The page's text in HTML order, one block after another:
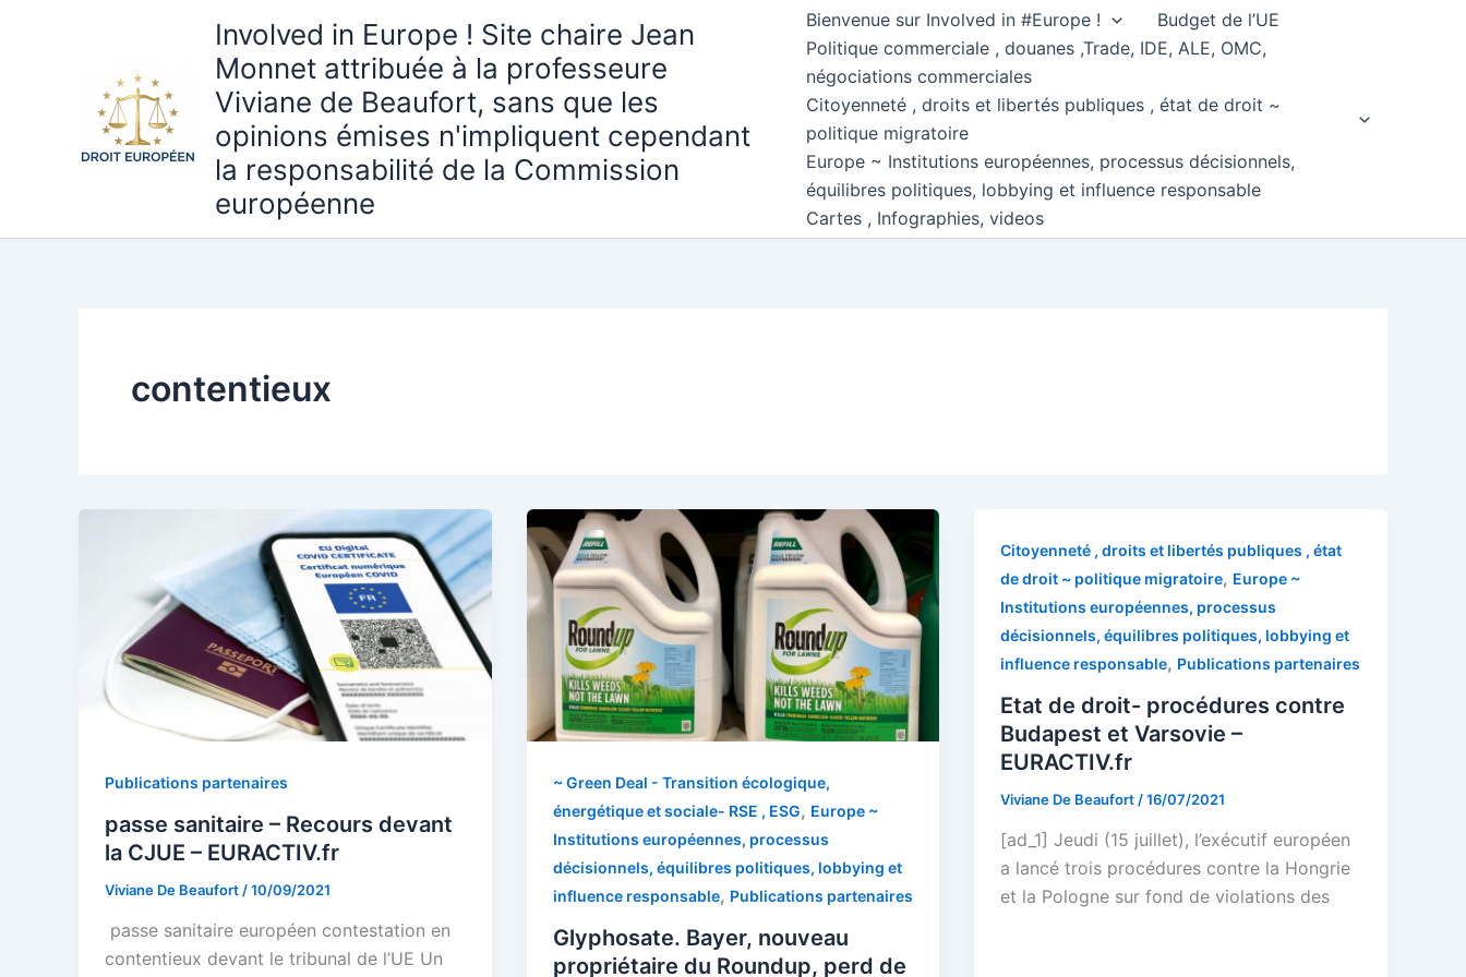
Involved in Europe ! Site chaire Jean
Monnet attribuée à la professeure
Viviane de Beaufort, sans que les
opinions émises n'impliquent cependant
la responsabilité de la Commission
européenne
Bienvenue sur Involved in #Europe !
Budget de l’UE
Politique commerciale , douanes ,Trade, IDE, ALE, OMC,
négociations commerciales
Citoyenneté , droits et libertés publiques , état de droit ~
politique migratoire
Europe ~ Institutions européennes, processus décisionnels,
équilibres politiques, lobbying et influence responsable
Cartes , Infographies, videos
contentieux
Publications partenaires
passe sanitaire – Recours devant
la CJUE – EURACTIV.fr
Viviane De Beaufort /10/09/2021
passe sanitaire européen contestation en
contentieux devant le tribunal de l’UE Un
~ Green Deal - Transition écologique,
énergétique et sociale- RSE , ESG, Europe ~
Institutions européennes, processus
décisionnels, équilibres politiques, lobbying et
influence responsable, Publications partenaires
Glyphosate. Bayer, nouveau
propriétaire du Roundup, perd de
Citoyenneté , droits et libertés publiques , état
de droit ~ politique migratoire, Europe ~
Institutions européennes, processus
décisionnels, équilibres politiques, lobbying et
influence responsable, Publications partenaires
Etat de droit- procédures contre
Budapest et Varsovie –
EURACTIV.fr
Viviane De Beaufort /16/07/2021
[ad_1] Jeudi (15 juillet), l’exécutif européen
a lancé trois procédures contre la Hongrie
et la Pologne sur fond de violations des